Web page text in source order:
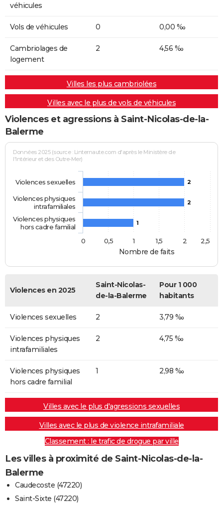
véhicules
Vols de véhicules 0 0,00 ‰
Cambriolages de
logement
2 4,56 ‰
Villes les plus cambriolées
Villes avec le plus de vols de véhicules
Violences et agressions à Saint-Nicolas-de-la-
Balerme
Nombre de faits
Données 2025 (source : Linternaute.com d'après le Ministère de
l'Intérieur et des Outre-Mer)
2
2
1
Violences sexuelles
Violences physiques
intrafamiliales
Violences physiques
hors cadre familial
0
0,5 1 1,5 2 2,5
Violences en 2025
Saint-Nicolas-
de-la-Balerme
Pour 1 000
habitants
Violences sexuelles 2 3,79 ‰
Violences physiques
intrafamiliales
2 4,75 ‰
Violences physiques
hors cadre familial
1 2,98 ‰
Villes avec le plus d'agressions sexuelles
Villes avec le plus de violence intrafamiliale
Classement : le trafic de drogue par ville
Les villes à proximité de Saint-Nicolas-de-la-
Balerme
Caudecoste (47220)
Saint-Sixte (47220)